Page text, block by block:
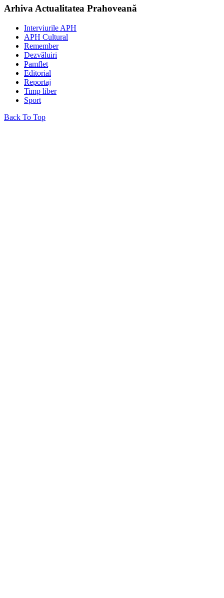
Arhiva Actualitatea Prahoveană
Interviurile APH
APH Cultural
Remember
Dezvăluiri
Pamflet
Editorial
Reportaj
Timp liber
Sport
Back To Top